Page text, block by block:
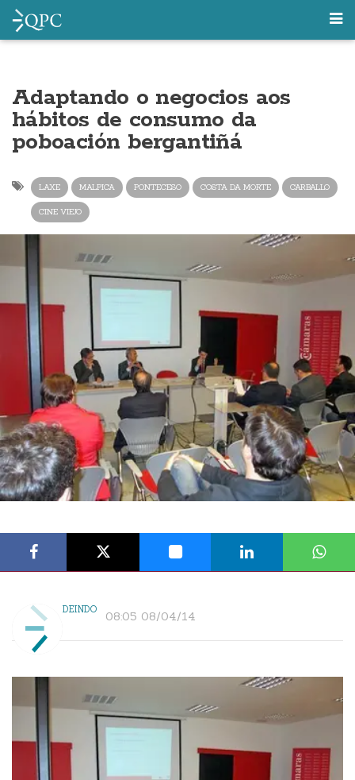
Adaptando o negocios aos
hábitos de consumo da
poboación bergantiñá
LAXE MALPICA PONTECESO COSTA DA MORTE CARBALLO
CINE VIEJO
DEINDO 08:05 08/04/14